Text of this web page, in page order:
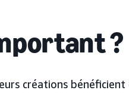
?
créations